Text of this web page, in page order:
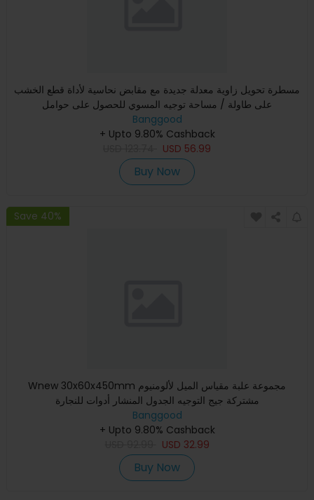
مسطرة تحويل زاوية معدلة جديدة مع مقابض نحاسية لأداة قطع الخشب
على طاولة / مساحة توجيه المسوي للحصول على حوامل
Banggood
+ Upto 9.80% Cashback
USD 56.99
Buy Now
Save 40%
Wnew 30x60x450mm مجموعة علبة مقياس الميل لألومنيوم
مشتركة جيج التوجيه الجدول المنشار أدوات للنجارة
Banggood
+ Upto 9.80% Cashback
USD 32.99
Buy Now